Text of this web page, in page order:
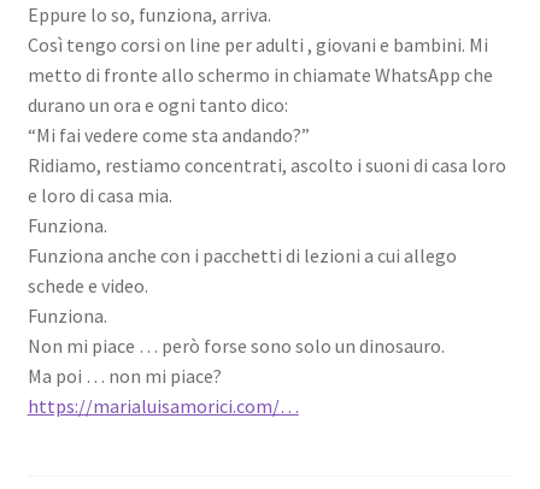
Eppure lo so, funziona, arriva.
Così tengo corsi on line per adulti , giovani e bambini. Mi
metto di fronte allo schermo in chiamate WhatsApp che
durano un ora e ogni tanto dico:
“Mi fai vedere come sta andando?”
Ridiamo, restiamo concentrati, ascolto i suoni di casa loro
e loro di casa mia.
Funziona.
Funziona anche con i pacchetti di lezioni a cui allego
schede e video.
Funziona.
Non mi piace … però forse sono solo un dinosauro.
Ma poi … non mi piace?
https://marialuisamorici.com/…